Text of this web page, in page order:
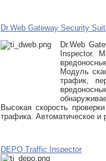
Dr.Web Gateway Security
Dr.Web
Inspector.
Модуль
трафик,
Высокая скорость
трафика. Автоматическое
DEPO Traffic Inspector